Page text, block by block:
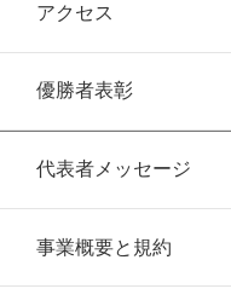
アクセス
優勝者表彰
代表者メッセージ
事業概要と規約